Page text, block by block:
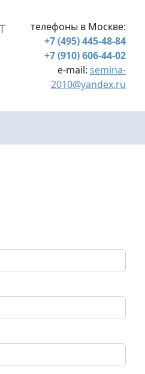
телефоны в Москве:
+7 (495) 445-48-84
+7 (910) 606-44-02
e-mail: semina-
2010@yandex.ru